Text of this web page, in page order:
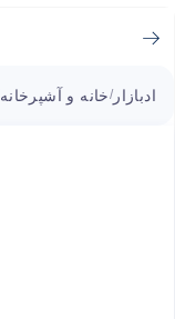
ادبازار /خانه و آشپرخانه